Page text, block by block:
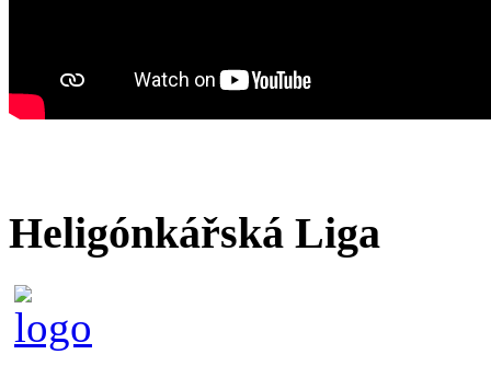
Heligónkářská Liga